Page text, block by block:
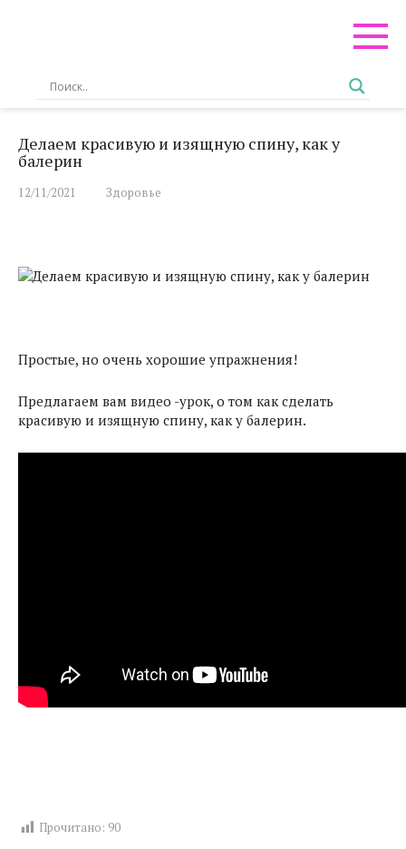
Делаем красивую и изящную спину, как у
балерин
12/11/2021 Здоровье
Простые, но очень хорошие упражнения!
Предлагаем вам видео -урок, о том как сделать
красивую и изящную спину, как у балерин.
Прочитано: 90